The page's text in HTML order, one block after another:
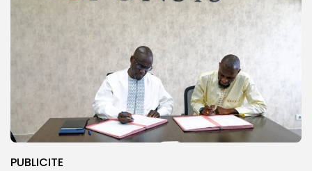
PUBLICITE